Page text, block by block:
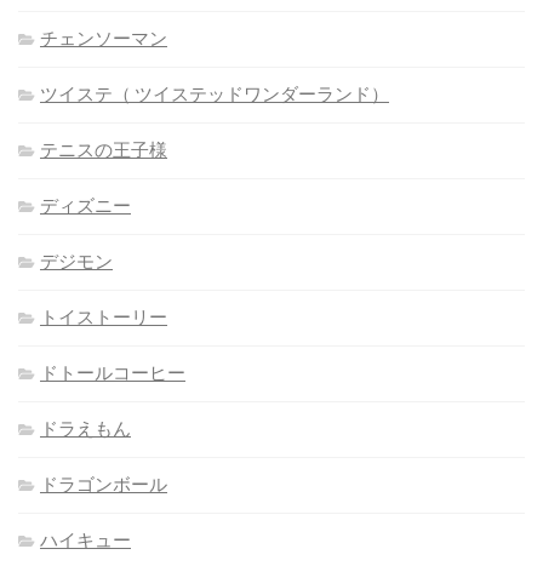
チェンソーマン
ツイステ（ ツイステッドワンダーランド）
テニスの王子様
ディズニー
デジモン
トイストーリー
ドトールコーヒー
ドラえもん
ドラゴンボール
ハイキュー